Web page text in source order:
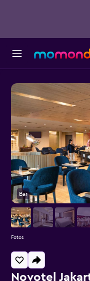
Novotel
Bar
Fotos